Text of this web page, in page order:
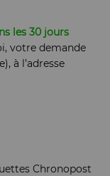
les 30 jours
votre demande
à l’adresse
Chronopost